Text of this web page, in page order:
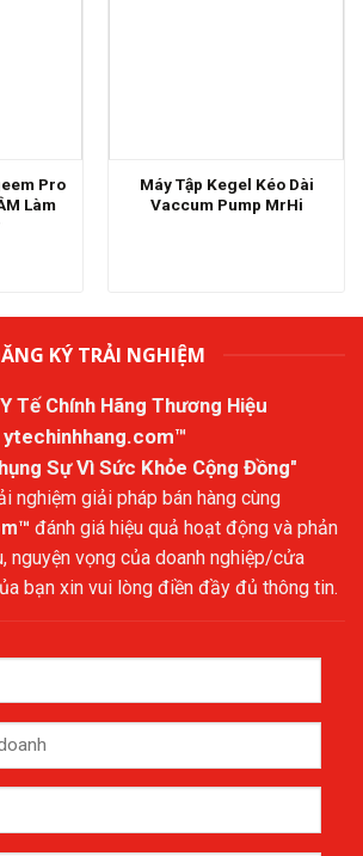
Pro
Làm
Máy Tập Kegel Kéo Dài
Vaccum Pump MrHi
KÝ TRẢI NGHIỆM
Tế Chính Hãng Thương Hiệu
ytechinhhang.com™
Sự Vì Sức Khỏe Cộng Đồng"
nghiệm giải pháp bán hàng cùng
đánh giá hiệu quả hoạt động và phản
nguyện vọng của doanh nghiệp/cửa
bạn xin vui lòng điền đầy đủ thông tin.